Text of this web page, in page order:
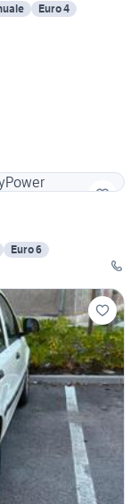
Euro 4
Euro 6